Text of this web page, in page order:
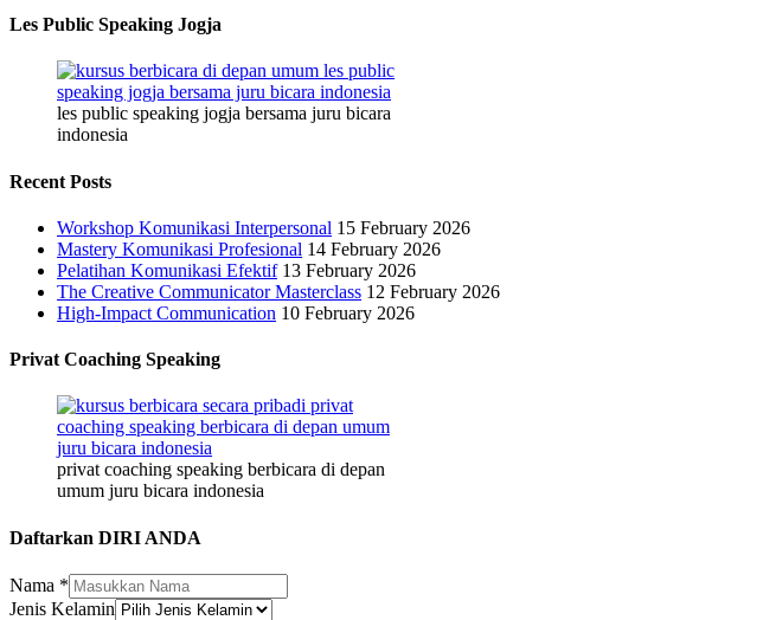
Les Public Speaking Jogja
les public speaking jogja bersama juru bicara
indonesia
Recent Posts
Workshop Komunikasi Interpersonal 15 February 2026
Mastery Komunikasi Profesional 14 February 2026
Pelatihan Komunikasi Efektif 13 February 2026
The Creative Communicator Masterclass 12 February 2026
High-Impact Communication 10 February 2026
Privat Coaching Speaking
privat coaching speaking berbicara di depan
umum juru bicara indonesia
Daftarkan DIRI ANDA
Nama *
Jenis Kelamin